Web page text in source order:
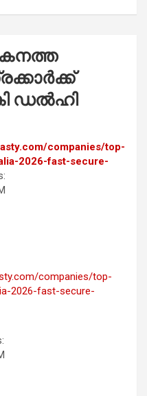
കനത്ത
ഡൽഹി
companies/top-
2026-fast-secure-
companies/top-
2026-fast-secure-